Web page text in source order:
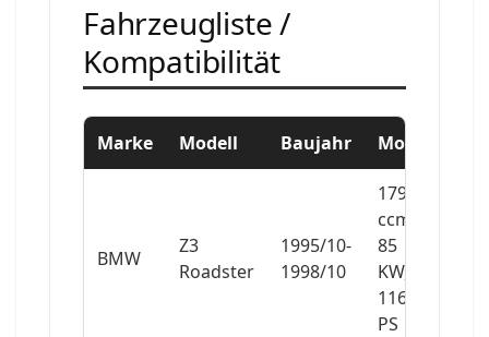
Fahrzeugliste /
Kompatibilität
Marke Modell Baujahr Motor
BMW
Z3
Roadster
1995/10-
1998/10
1796
ccm,
85
KW,
116
PS